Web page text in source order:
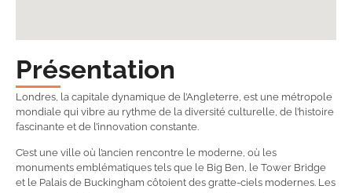
Présentation
Londres, la capitale dynamique de l’Angleterre, est une métropole
mondiale qui vibre au rythme de la diversité culturelle, de l’histoire
fascinante et de l’innovation constante.
C’est une ville où l’ancien rencontre le moderne, où les
monuments emblématiques tels que le Big Ben, le Tower Bridge
et le Palais de Buckingham côtoient des gratte-ciels modernes. Les